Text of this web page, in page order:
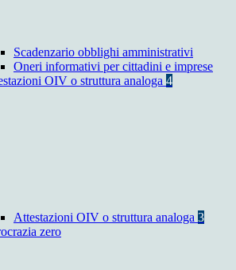
Scadenzario obblighi amministrativi
Oneri informativi per cittadini e imprese
OIV o struttura analoga 4
Attestazioni OIV o struttura analoga 3
zero